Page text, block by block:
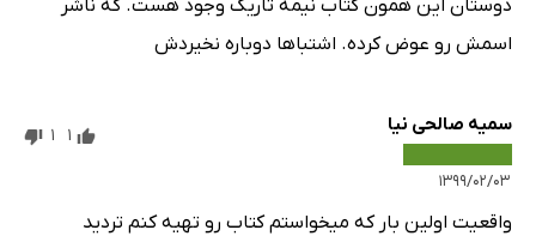
دوستان این همون کتاب نیمه تاریک وجود هست. که ناشر
اسمش رو عوض کرده. اشتباها دوباره نخیردش
سمیه صالحی نیا
۱۳۹۹/۰۲/۰۳
1
1
واقعیت اولین بار که میخواستم کتاب رو تهیه کنم تردید